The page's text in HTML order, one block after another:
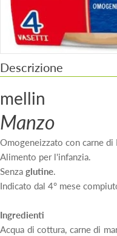
Descrizione
mellin
Manzo
Omogeneizzato con carne
Alimento per l'infanzia.
Senza glutine.
Indicato dal 4° mese
Ingredienti
Acqua di cottura, carne di